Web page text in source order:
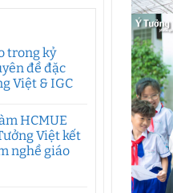
trong kỷ
đề đặc
Việt & IGC
HCMUE
Việt kết
nghề giáo